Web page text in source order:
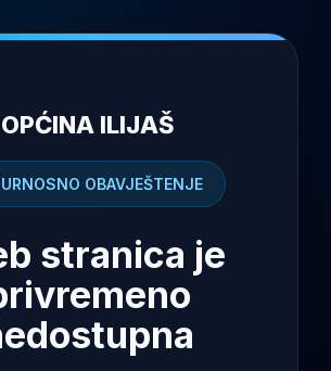
OPĆINA ILIJAŠ
OBAVJEŠTENJE
stranica je